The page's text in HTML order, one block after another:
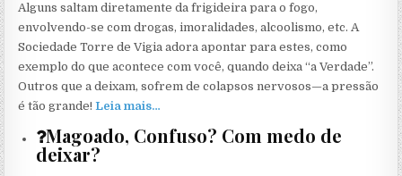
Alguns saltam diretamente da frigideira para o fogo,
envolvendo-se com drogas, imoralidades, alcoolismo, etc. A
Sociedade Torre de Vigia adora apontar para estes, como
exemplo do que acontece com você, quando deixa “a Verdade”.
Outros que a deixam, sofrem de colapsos nervosos—a pressão
é tão grande!Leia mais…
Magoado, Confuso? Com medo de
deixar?